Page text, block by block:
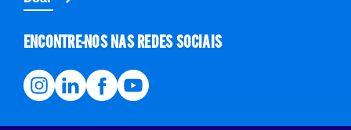
ENCONTRE-NOS NAS REDES SOCIAIS